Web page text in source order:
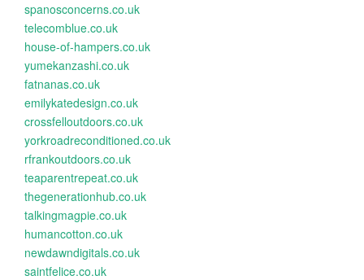
spanosconcerns.co.uk
telecomblue.co.uk
house-of-hampers.co.uk
yumekanzashi.co.uk
fatnanas.co.uk
emilykatedesign.co.uk
crossfelloutdoors.co.uk
yorkroadreconditioned.co.uk
rfrankoutdoors.co.uk
teaparentrepeat.co.uk
thegenerationhub.co.uk
talkingmagpie.co.uk
humancotton.co.uk
newdawndigitals.co.uk
saintfelice.co.uk